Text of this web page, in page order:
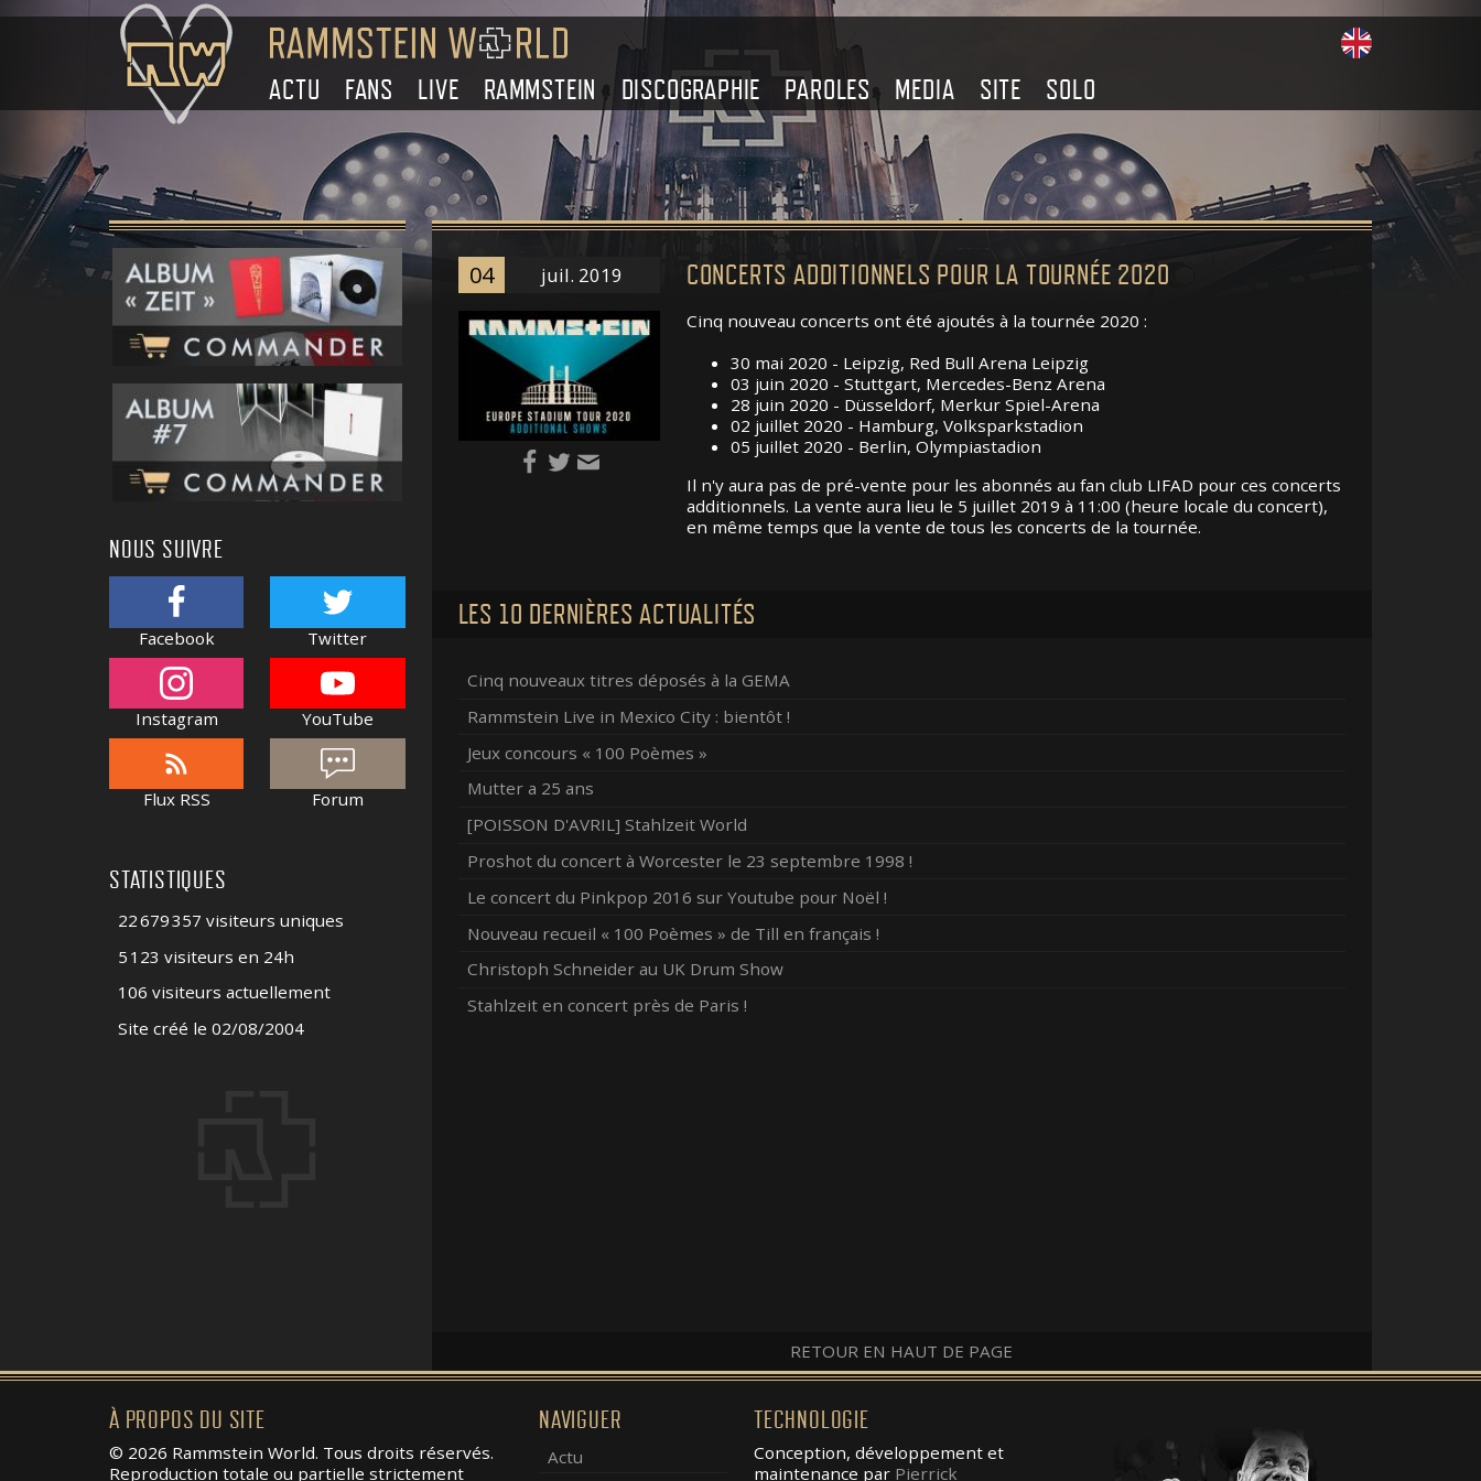
ACTU FANS LIVE RAMMSTEIN DISCOGRAPHIE PAROLES MEDIA SITE SOLO
CONCERTS ADDITIONNELS POUR LA TOURNÉE 2020
04 juil. 2019
Cinq nouveau concerts ont été ajoutés à la tournée 2020 :
30 mai 2020 - Leipzig, Red Bull Arena Leipzig
03 juin 2020 - Stuttgart, Mercedes-Benz Arena
28 juin 2020 - Düsseldorf, Merkur Spiel-Arena
02 juillet 2020 - Hamburg, Volksparkstadion
05 juillet 2020 - Berlin, Olympiastadion
Il n'y aura pas de pré-vente pour les abonnés au fan club LIFAD pour ces concerts
additionnels. La vente aura lieu le 5 juillet 2019 à 11:00 (heure locale du concert),
en même temps que la vente de tous les concerts de la tournée.
LES 10 DERNIÈRES ACTUALITÉS
Cinq nouveaux titres déposés à la GEMA
Rammstein Live in Mexico City : bientôt !
Jeux concours « 100 Poèmes »
Mutter a 25 ans
[POISSON D'AVRIL] Stahlzeit World
Proshot du concert à Worcester le 23 septembre 1998 !
Le concert du Pinkpop 2016 sur Youtube pour Noël !
Nouveau recueil « 100 Poèmes » de Till en français !
Christoph Schneider au UK Drum Show
Stahlzeit en concert près de Paris !
RETOUR EN HAUT DE PAGE
NOUS SUIVRE
Facebook Twitter
Instagram YouTube
Flux RSS Forum
STATISTIQUES
22 679 357 visiteurs uniques
5 123 visiteurs en 24h
106 visiteurs actuellement
Site créé le 02/08/2004
À PROPOS DU SITE
© 2026 Rammstein World. Tous droits réservés.
Reproduction totale ou partielle strictement
NAVIGUER
Actu
TECHNOLOGIE
Conception, développement et
maintenance par Pierrick